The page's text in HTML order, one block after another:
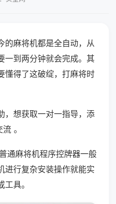
的麻将机都是全自动，从
一到两分钟就会完成。其
懂得了这破绽，打麻将时
，想获取一对一指导，添
。
通麻将机程序控牌器一般
进行复杂安装操作就能实
具。